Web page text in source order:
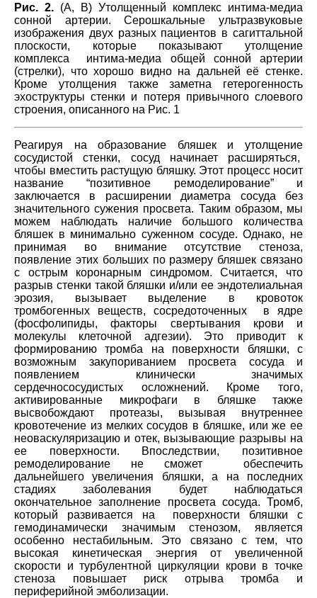
Рис. 2. (А, В) Утолщенный комплекс интима-медиа
сонной артерии. Серошкальные ультразвуковые
изображения двух разных пациентов в сагиттальной
плоскости, которые показывают утолщение
комплекса интима-медиа общей сонной артерии
(стрелки), что хорошо видно на дальней её стенке.
Кроме утолщения также заметна гетерогенность
эхоструктуры стенки и потеря привычного слоевого
строения, описанного на Рис. 1
Реагируя на образование бляшек и утолщение
сосудистой стенки, сосуд начинает расширяться,
чтобы вместить растущую бляшку. Этот процесс носит
название “позитивное ремоделирование” и
заключается в расширении диаметра сосуда без
значительного сужения просвета. Таким образом, мы
можем наблюдать наличие большого количества
бляшек в минимально суженном сосуде. Однако, не
принимая во внимание отсутствие стеноза,
появление этих больших по размеру бляшек связано
с острым коронарным синдромом. Считается, что
разрыв стенки такой бляшки и/или ее эндотелиальная
эрозия, вызывает выделение в кровоток
тромбогенных веществ, сосредоточенных в ядре
(фосфолипиды, факторы свертывания крови и
молекулы клеточной адгезии). Это приводит к
формированию тромба на поверхности бляшки, с
возможным закупориванием просвета сосуда и
появлением клинически значимых
сердечнососудистых осложнений. Кроме того,
активированные микрофаги в бляшке также
высвобождают протеазы, вызывая внутреннее
кровотечение из мелких сосудов в бляшке, или же ее
неоваскуляризацию и отек, вызывающие разрывы на
ее поверхности. Впоследствии, позитивное
ремоделирование не сможет обеспечить
дальнейшего увеличения бляшки, а на последних
стадиях заболевания будет наблюдаться
окончательное заполнение просвета сосуда. Тромб,
который развивается на поверхности бляшки с
гемодинамически значимым стенозом, является
особенно нестабильным. Это связано с тем, что
высокая кинетическая энергия от увеличенной
скорости и турбулентной циркуляции крови в точке
стеноза повышает риск отрыва тромба и
периферийной эмболизации.